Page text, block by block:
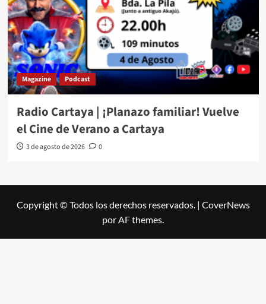
Magazine Podcast
Radio Cartaya | ¡Planazo familiar! Vuelve
el Cine de Verano a Cartaya
3 de agosto de 2026 0
Copyright © Todos los derechos reservados. | CoverNews
por AF themes.